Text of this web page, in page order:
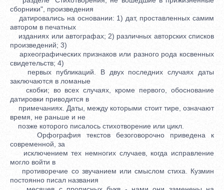
сборники", произведения
датировались на основании: 1) дат, проставленных самим
автором в печатных
изданиях или автографах; 2) различных авторских списков
произведений; 3)
археографических признаков или разного рода косвенных
свидетельств; 4)
первых публикаций. В двух последних случаях даты
заключаются в ломаные
скобки; во всех случаях, кроме первого, обоснование
датировки приводится в
примечаниях. Даты, между которыми стоит тире, означают
время, не раньше и не
позже которого писалось стихотворение или цикл.
Орфография текстов безоговорочно приведена к
современной, за
исключением тех немногих случаев, когда исправление
могло войти в
противоречие со звучанием или смыслом стиха. Кузмин
постоянно писал названия